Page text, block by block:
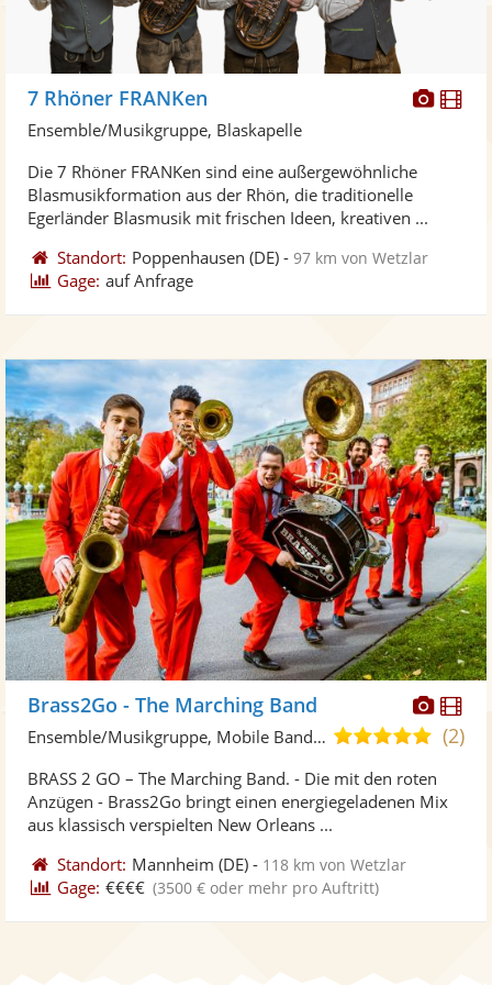
7 Rhöner FRANKen
Ensemble/Musikgruppe, Blaskapelle
Die 7 Rhöner FRANKen sind eine außergewöhnliche
Blasmusikformation aus der Rhön, die traditionelle
Egerländer Blasmusik mit frischen Ideen, kreativen ...
Standort: Poppenhausen (DE) -97 km von Wetzlar
Gage: auf Anfrage
Fotos
Brass2Go - The Marching Band
5,0
5
(2)
Ensemble/Musikgruppe, Mobile Band/Walking Act
BRASS 2 GO – The Marching Band. - Die mit den roten
Anzügen - Brass2Go bringt einen energiegeladenen Mix
aus klassisch verspielten New Orleans ...
Standort: Mannheim (DE) - 118 km von Wetzlar
Gage: €€€€ (3500 € oder mehr pro Auftritt)